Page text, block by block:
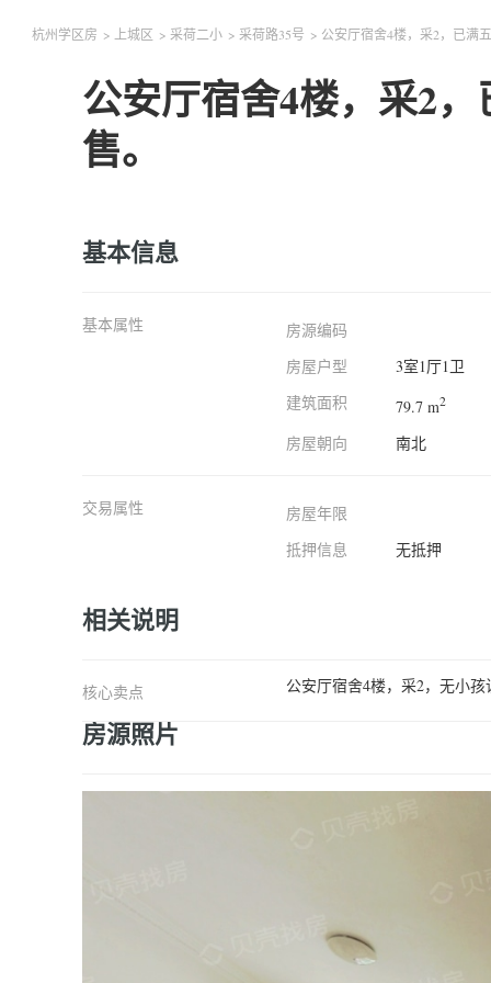
杭州学区房 > 上城区 > 采荷二小 > 采荷路35号 > 公安厅宿舍4楼，采2，已满
公安厅宿舍4楼，采2
售。
基本信息
基本属性
房源编码
房屋户型
3室1厅1卫
建筑面积
79.7 m2
房屋朝向 南北
交易属性
房屋年限
抵押信息
无抵押
相关说明
核心卖点 公安厅宿舍4楼，采2，无小
房源照片